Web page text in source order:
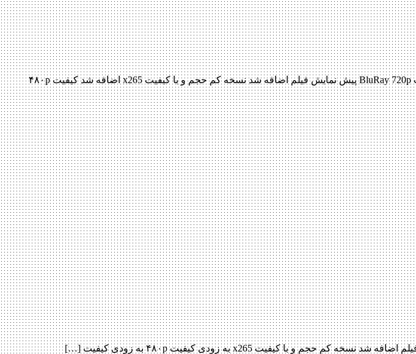
دانلود فیلم Howard And The Frozen Kingdom 2016 Howard And The Frozen Kingdom 2016 با کیفیت BluRay 720p پیش نمایش فیلم اضافه شد نسخه کم حجم و با کیفیت x265 اضافه شد کیفیت ۴۸۰p